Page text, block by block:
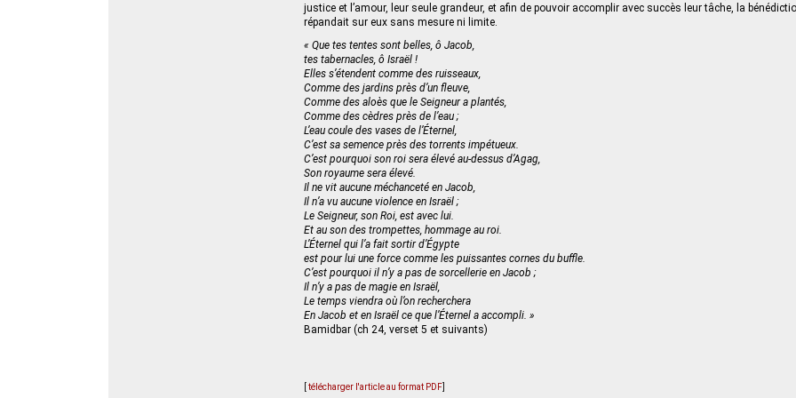
justice et l’amour, leur seule grandeur, et afin de pouvoir accomplir avec succès leur tâche, la
répandait sur eux sans mesure ni limite.
« Que tes tentes sont belles, ô Jacob,
tes tabernacles, ô Israël !
Elles s’étendent comme des ruisseaux,
Comme des jardins près d’un fleuve,
Comme des aloès que le Seigneur a plantés,
Comme des cèdres près de l’eau ;
L’eau coule des vases de l’Éternel,
C’est sa semence près des torrents impétueux.
C’est pourquoi son roi sera élevé au-dessus d’Agag,
Son royaume sera élevé.
Il ne vit aucune méchanceté en Jacob,
Il n’a vu aucune violence en Israël ;
Le Seigneur, son Roi, est avec lui.
Et au son des trompettes, hommage au roi.
L’Éternel qui l’a fait sortir d’Égypte
est pour lui une force comme les puissantes cornes du buffle.
C’est pourquoi il n’y a pas de sorcellerie en Jacob ;
Il n’y a pas de magie en Israël,
Le temps viendra où l’on recherchera
En Jacob et en Israël ce que l’Éternel a accompli. »
Bamidbar (ch 24, verset 5 et suivants)
télécharger l'article au format PDF